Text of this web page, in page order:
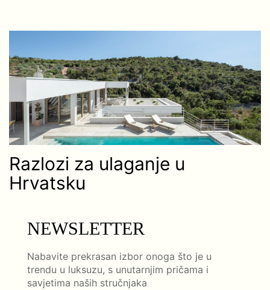
Razlozi za ulaganje u
Hrvatsku
NEWSLETTER
Nabavite prekrasan izbor onoga što je u
trendu u luksuzu, s unutarnjim pričama i
savjetima naših stručnjaka